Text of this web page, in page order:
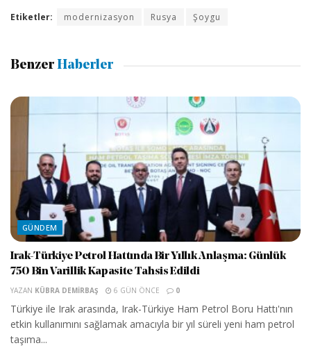
Etiketler: modernizasyon Rusya Şoygu
Benzer Haberler
GÜNDEM
Irak-Türkiye Petrol Hattında Bir Yıllık Anlaşma: Günlük
750 Bin Varillik Kapasite Tahsis Edildi
YAZAN KÜBRA DEMIRBAŞ 6 GÜN ÖNCE 0
Türkiye ile Irak arasında, Irak-Türkiye Ham Petrol Boru Hattı'nın
etkin kullanımını sağlamak amacıyla bir yıl süreli yeni ham petrol
taşıma...